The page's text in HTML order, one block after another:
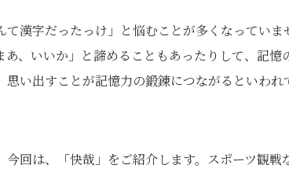
て漢字だったっけ」と悩むことが多くなってい
あ、いいか」と諦めることもあったりして、記
い出すことが記憶⼒の鍛錬につながるといわれ
今回は、「快哉」をご紹介します。スポーツ観